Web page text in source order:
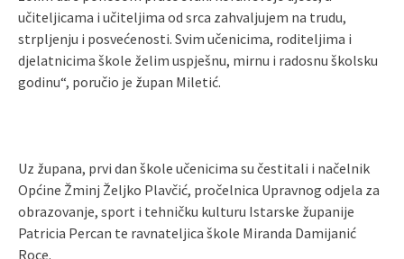
učiteljicama i učiteljima od srca zahvaljujem na trudu,
strpljenju i posvećenosti. Svim učenicima, roditeljima i
djelatnicima škole želim uspješnu, mirnu i radosnu školsku
godinu“, poručio je župan Miletić.
Uz župana, prvi dan škole učenicima su čestitali i načelnik
Općine Žminj Željko Plavčić, pročelnica Upravnog odjela za
obrazovanje, sport i tehničku kulturu Istarske županije
Patricia Percan te ravnateljica škole Miranda Damijanić
Roce.